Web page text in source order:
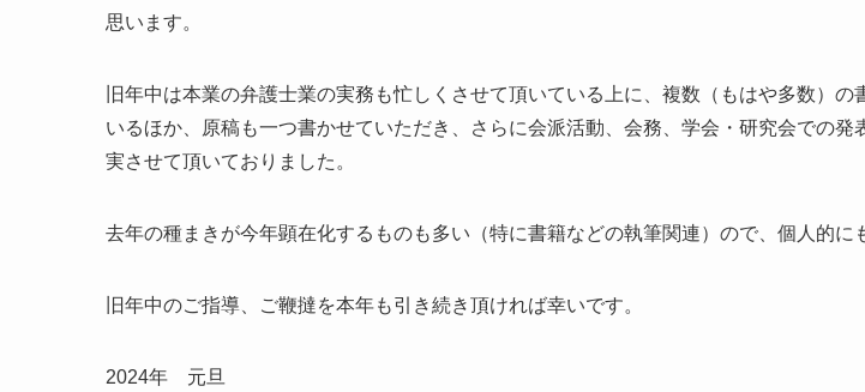
思います。
旧年中は本業の弁護士業の実務も忙しくさせて頂いている上に、複数（もはや多数）の
いるほか、原稿も一つ書かせていただき、さらに会派活動、会務、学会・研究会での発
実させて頂いておりました。
去年の種まきが今年顕在化するものも多い（特に書籍などの執筆関連）ので、個人的に
旧年中のご指導、ご鞭撻を本年も引き続き頂ければ幸いです。
2024年 元旦